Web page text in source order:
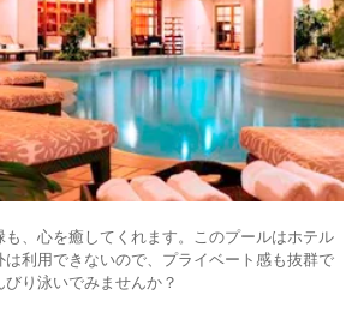
も、心を癒してくれます。このプールはホテル
利用できないので、プライベート感も抜群で
り泳いでみませんか？